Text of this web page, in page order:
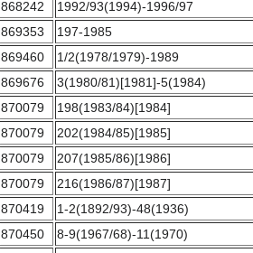
868242
1992/93(1994)-1996/97
869353
197-1985
869460
1/2(1978/1979)-1989
869676
3(1980/81)[1981]-5(1984)
870079
198(1983/84)[1984]
870079
202(1984/85)[1985]
870079
207(1985/86)[1986]
870079
216(1986/87)[1987]
870419
1-2(1892/93)-48(1936)
870450
8-9(1967/68)-11(1970)